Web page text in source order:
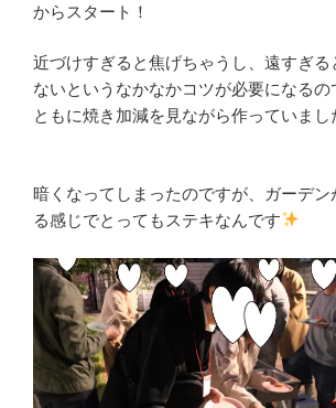
からスタート！
近づけすぎると焦げちゃうし、遠すぎ
ないというなかなかコツが必要になるの
ともに焼き加減を見ながら作っていまし
暗くなってしまったのですが、ガーデン
る感じでとってもステキなんです